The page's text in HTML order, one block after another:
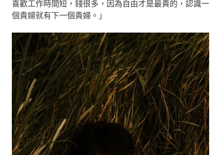
喜歡工作時間短，錢很多，因為自由才是最貴的，認識一
個貴婦就有下一個貴婦。」